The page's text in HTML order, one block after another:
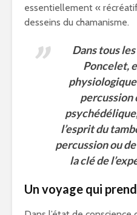
essentiellement «
desseins du chamanisme.
Dans tous
Poncelet,
percussion
l’esprit du
percussion ou
la clé de
Un voyage qui